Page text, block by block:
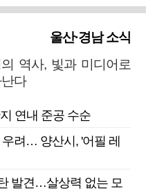
울산·경남 소식
역사, 빛과 미디어로
다
연내 준공 수순
려… 양산시, '어필 레
발견…살상력 없는 모